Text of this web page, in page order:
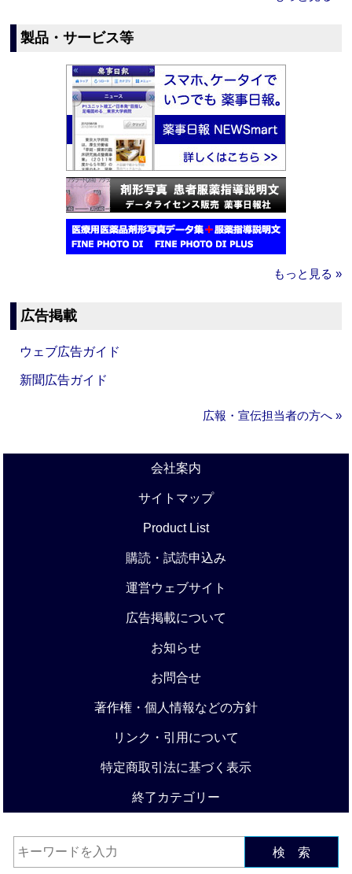
製品・サービス等
もっと見る »
広告掲載
ウェブ広告ガイド
新聞広告ガイド
広報・宣伝担当者の方へ »
会社案内
サイトマップ
Product List
購読・試読申込み
運営ウェブサイト
広告掲載について
お知らせ
お問合せ
著作権・個人情報などの方針
リンク・引用について
特定商取引法に基づく表示
終了カテゴリー
検 索